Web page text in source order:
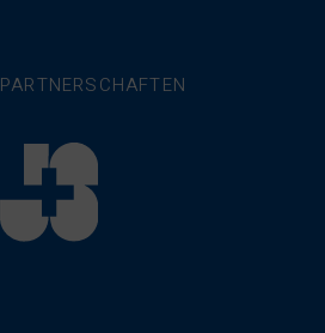
PARTNERSCHAFTEN